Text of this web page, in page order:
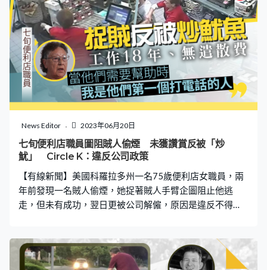
做運動時，突然有一名女子走近，問他「噢，你喜歡這景
象嗎？」Toby起初不明白女子用意，「我一開始並不知道
她跟我說話，因為我沒有做錯事，後來她說『你為什麼一
直盯著我，停下來，別那麼詭異』。」 解釋被叫「閉
嘴」 嘆坊間對殘障人士了解不足 Toby拿起盲人手杖向女
子解釋，指他是一名盲人，鍛煉期間只是習慣性凝視遠
方，而非窺看女性，「很多時候我真的不知道自己在看哪
裡，除非我正在和一個人說話，就像我知道我正在和你說
話一樣，所以我會試著朝你的方向看。」女子未有接受
Toby解釋，更叫他「閉嘴」，隨後向健身室經理投訴，要
求Toby離開。 Toby對此感到無奈，指僅因一小部分人的不
過，同
News Editor 2023年06月20日
七旬便利店職員圖阻賊人偷煙 未獲讚賞反被「炒
魷」 Circle K：違反公司政策
【有線新聞】美國科羅拉多州一名75歲便利店女職員，兩
年前發現一名賊人偷煙，她捉著賊人手臂企圖阻止他逃
走，但未有成功，翌日更被公司解僱，原因是違反不得
店Circle K工作約18年的Mary Ann Moreno，發現一名男
子Tyler Wimmer持刀進入店內。從閉路電視畫面所見，當